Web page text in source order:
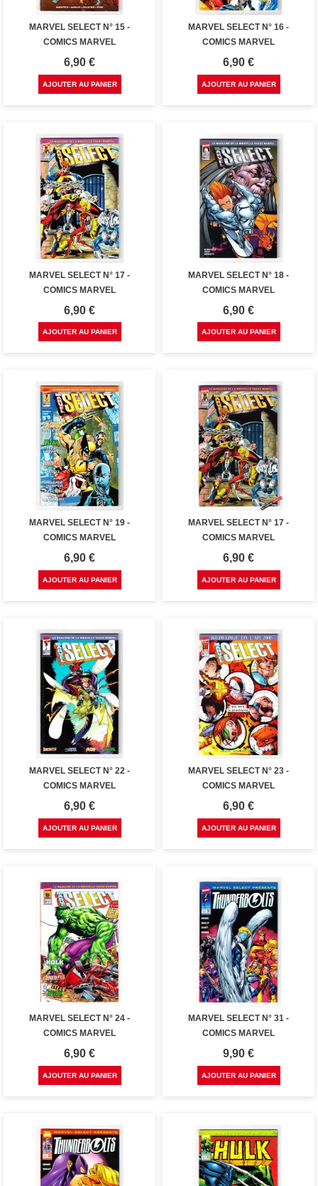
MARVEL SELECT N° 15 -
COMICS MARVEL
Prix
6,90 €
AJOUTER AU PANIER
MARVEL SELECT N° 16 -
COMICS MARVEL
Prix
6,90 €
AJOUTER AU PANIER
MARVEL SELECT N° 17 -
COMICS MARVEL
Prix
6,90 €
AJOUTER AU PANIER
MARVEL SELECT N° 18 -
COMICS MARVEL
Prix
6,90 €
AJOUTER AU PANIER
MARVEL SELECT N° 19 -
COMICS MARVEL
Prix
6,90 €
AJOUTER AU PANIER
MARVEL SELECT N° 17 -
COMICS MARVEL
Prix
6,90 €
AJOUTER AU PANIER
MARVEL SELECT N° 22 -
COMICS MARVEL
Prix
6,90 €
AJOUTER AU PANIER
MARVEL SELECT N° 23 -
COMICS MARVEL
Prix
6,90 €
AJOUTER AU PANIER
MARVEL SELECT N° 24 -
COMICS MARVEL
Prix
6,90 €
AJOUTER AU PANIER
MARVEL SELECT N° 31 -
COMICS MARVEL
Prix
9,90 €
AJOUTER AU PANIER